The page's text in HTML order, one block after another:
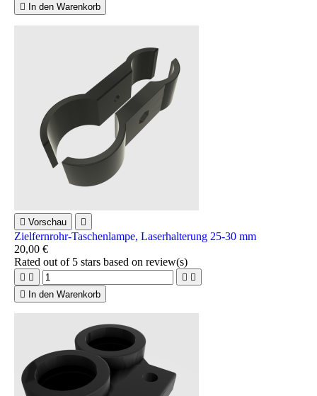

In den Warenkorb
 Vorschau 
Zielfernrohr-Taschenlampe, Laserhalterung 25-30 mm
20,00 €
Rated out of 5 stars based on review(s)
   

In den Warenkorb